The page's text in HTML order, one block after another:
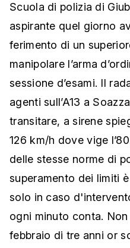
Scuola di polizia di
aspirante quel giorno
ferimento di un
manipolare l’arma
sessione d’esami. Il
agenti sull’A13 a
transitare, a sirene
126 km/h dove vige
delle stesse norme di
superamento dei limiti
solo in caso
ogni minuto conta.
febbraio di tre anni or